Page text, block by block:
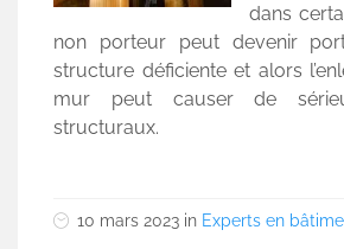
dans
non porteur peut devenir
structure déficiente et alors
mur peut causer de
structuraux.
10 mars 2023 in Experts en